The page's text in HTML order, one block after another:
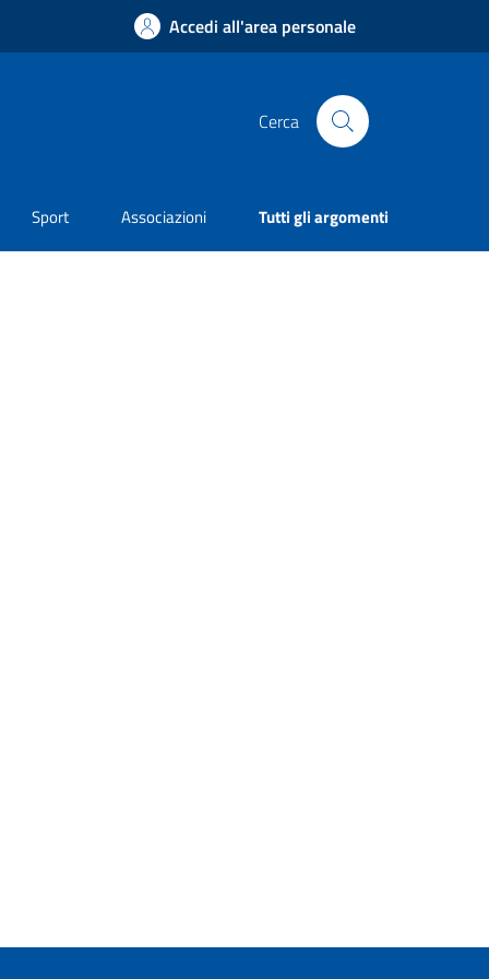
Accedi all'area personale
Cerca
Sport Associazioni Tutti gli argomenti